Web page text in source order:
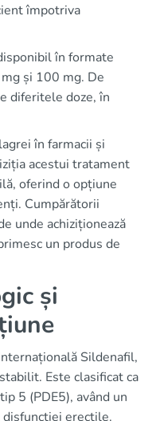
împotriva
în formate
și 100 mg. De
diferitele doze, în
în farmacii și
acestui tratament
oferind o opțiune
Cumpărătorii
unde achiziționează
un produs de
și
Sildenafil,
Este clasificat ca
5 (PDE5), având un
erectile.